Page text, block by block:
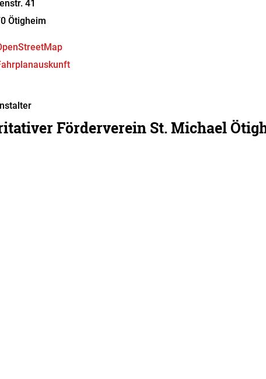
41
Ötigheim
Förderverein St. Michael